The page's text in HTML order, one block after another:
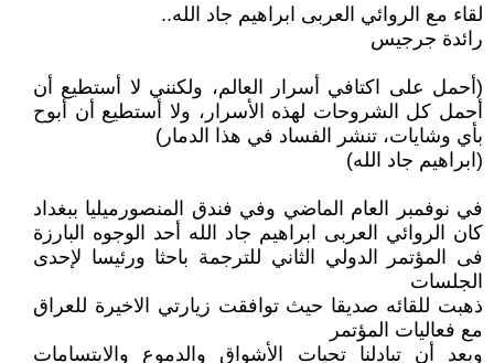
لقاء مع الروائي العربى ابراهيم جاد الله..
رائدة جرجيس
(أحمل على اكتافي أسرار العالم، ولكنني لا أستطيع أن
أحمل كل الشروحات لهذه الأسرار، ولا أستطيع أن أبوح
بأي وشايات، تنشر الفساد في هذا الدمار)
(ابراهيم جاد الله)
في نوفمبر العام الماضي وفي فندق المنصورميليا ببغداد
كان الروائي العربى ابراهيم جاد الله أحد الوجوه البارزة
فى المؤتمر الدولي الثاني للترجمة باحثا ورئيسا لإحدى
الجلسات
ذهبت للقائه صديقا حيث توافقت زيارتي الاخيرة للعراق
مع فعاليات المؤتمر
وبعد أن تبادلنا تحيات الأشواق والدموع والابتسامات